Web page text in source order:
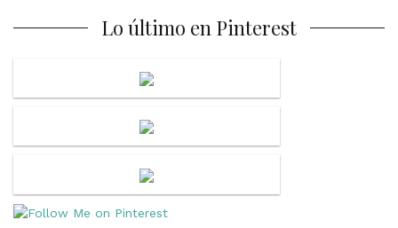
Lo último en Pinterest